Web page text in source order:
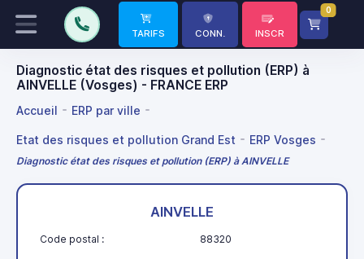
TARIFS CONN. INSCR
0
Diagnostic état des risques et pollution (ERP) à
AINVELLE (Vosges) - FRANCE ERP
Accueil ERP par ville
Etat des risques et pollution Grand Est ERP Vosges
Diagnostic état des risques et pollution (ERP) à AINVELLE
AINVELLE
Code postal : 88320